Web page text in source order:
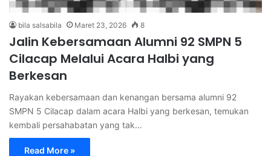
bila salsabila Maret 23, 2026 8
Jalin Kebersamaan Alumni 92 SMPN 5
Cilacap Melalui Acara Halbi yang
Berkesan
Rayakan kebersamaan dan kenangan bersama alumni 92
SMPN 5 Cilacap dalam acara Halbi yang berkesan, temukan
kembali persahabatan yang tak…
Read More »